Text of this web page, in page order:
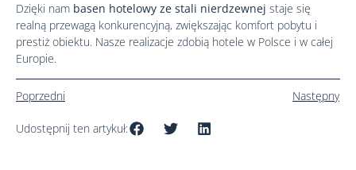
Dzięki nam basen hotelowy ze stali nierdzewnej staje się
realną przewagą konkurencyjną, zwiększając komfort pobytu i
prestiż obiektu. Nasze realizacje zdobią hotele w Polsce i w całej
Europie.
Poprzedni Następny
Udostępnij ten artykuł: